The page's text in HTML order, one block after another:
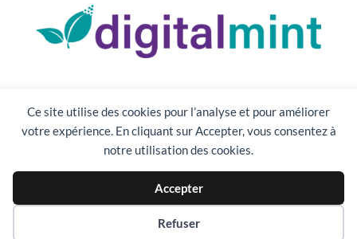
Ce site utilise des cookies pour l’analyse et pour améliorer
votre expérience. En cliquant sur Accepter, vous consentez à
notre utilisation des cookies.
Accepter
Refuser
Préférences des cookies